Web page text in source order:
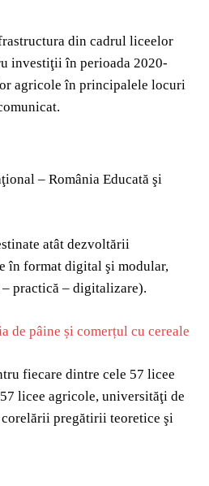
din cadrul liceelor
investiţii în perioada 2020-
agricole în principalele locuri
– România Educată şi
atât dezvoltării
în format digital şi modular,
practică – digitalizare).
de pâine și comerțul cu cereale
fiecare dintre cele 57 licee
licee agricole, universităţi de
pregătirii teoretice şi